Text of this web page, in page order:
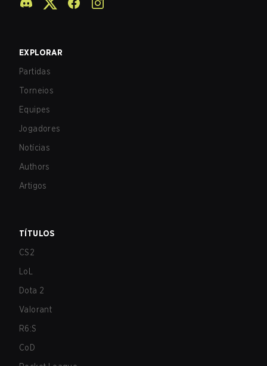
EXPLORAR
Partidas
Torneios
Equipes
Jogadores
Notícias
Authors
Artigos
TÍTULOS
CS2
LoL
Dota 2
Valorant
R6:S
CoD